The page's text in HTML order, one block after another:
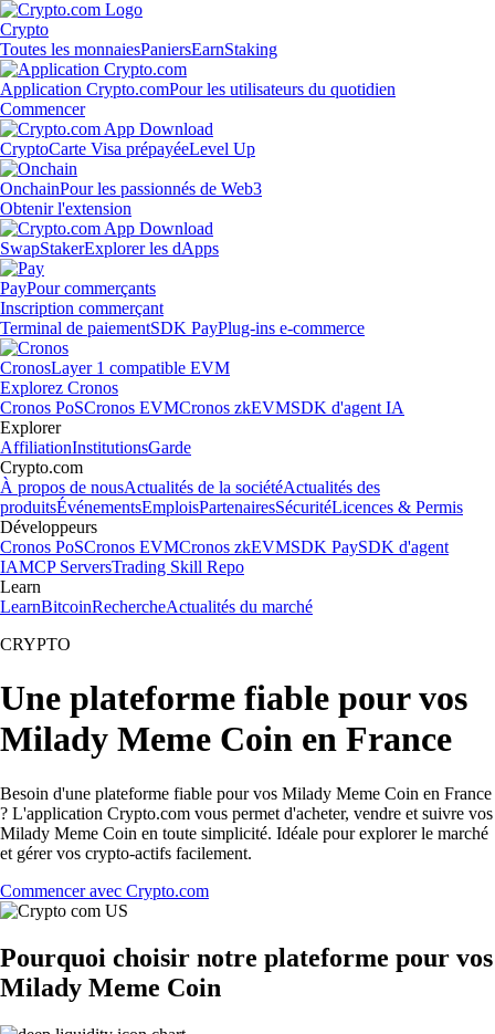
Crypto
Toutes les monnaiesPaniersEarnStaking
Application Crypto.comPour les utilisateurs du quotidien
Commencer
CryptoCarte Visa prépayéeLevel Up
OnchainPour les passionnés de Web3
Obtenir l'extension
SwapStakerExplorer les dApps
PayPour commerçants
Inscription commerçant
Terminal de paiementSDK PayPlug-ins e-commerce
CronosLayer 1 compatible EVM
Explorez Cronos
Cronos PoSCronos EVMCronos zkEVMSDK d'agent IA
Explorer
AffiliationInstitutionsGarde
Crypto.com
À propos de nousActualités de la sociétéActualités des
produitsÉvénementsEmploisPartenairesSécuritéLicences & Permis
Développeurs
Cronos PoSCronos EVMCronos zkEVMSDK PaySDK d'agent
IAMCP ServersTrading Skill Repo
Learn
LearnBitcoinRechercheActualités du marché
CRYPTO
Une plateforme fiable pour vos
Milady Meme Coin en France
Besoin d'une plateforme fiable pour vos Milady Meme Coin en France
? L'application Crypto.com vous permet d'acheter, vendre et suivre vos
Milady Meme Coin en toute simplicité. Idéale pour explorer le marché
et gérer vos crypto-actifs facilement.
Commencer avec Crypto.com
Pourquoi choisir notre plateforme pour vos
Milady Meme Coin